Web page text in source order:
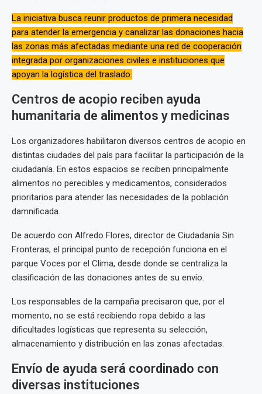
La iniciativa busca reunir productos de primera necesidad
para atender la emergencia y canalizar las donaciones hacia
las zonas más afectadas mediante una red de cooperación
integrada por organizaciones civiles e instituciones que
apoyan la logística del traslado.
Centros de acopio reciben ayuda
humanitaria de alimentos y medicinas
Los organizadores habilitaron diversos centros de acopio en
distintas ciudades del país para facilitar la participación de la
ciudadanía. En estos espacios se reciben principalmente
alimentos no perecibles y medicamentos, considerados
prioritarios para atender las necesidades de la población
damnificada.
De acuerdo con Alfredo Flores, director de Ciudadanía Sin
Fronteras, el principal punto de recepción funciona en el
parque Voces por el Clima, desde donde se centraliza la
clasificación de las donaciones antes de su envío.
Los responsables de la campaña precisaron que, por el
momento, no se está recibiendo ropa debido a las
dificultades logísticas que representa su selección,
almacenamiento y distribución en las zonas afectadas.
Envío de ayuda será coordinado con
diversas instituciones